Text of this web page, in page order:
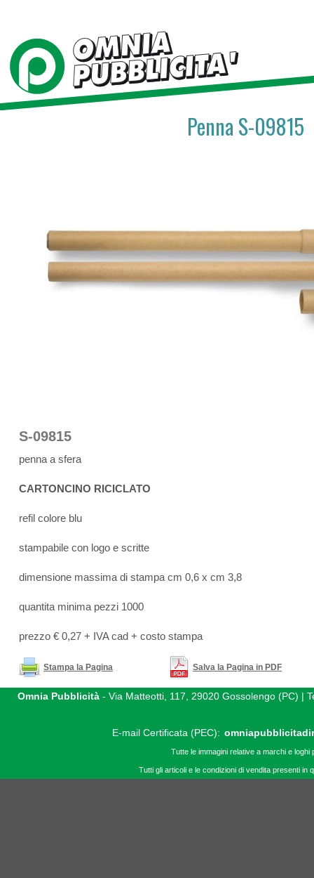
Penna S-09815
S-09815
penna a sfera
CARTONCINO RICICLATO
refil colore blu
stampabile con logo e scritte
dimensione massima di stampa cm 0,6 x cm 3,8
quantita minima pezzi 1000
prezzo € 0,27 + IVA cad + costo stampa
Stampa la Pagina Salva la Pagina in PDF
Omnia Pubblicità- Via Matteotti, 117, 29020 Gossolengo (PC) |
E-mail Certificata (PEC):
Tutte le immagini relative a marchi e
Tutti gli articoli e le condizioni di vendita presenti in